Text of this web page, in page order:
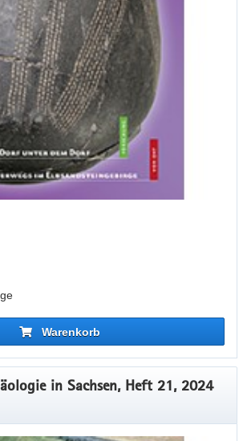
Warenkorb
in Sachsen, Heft 21, 2024